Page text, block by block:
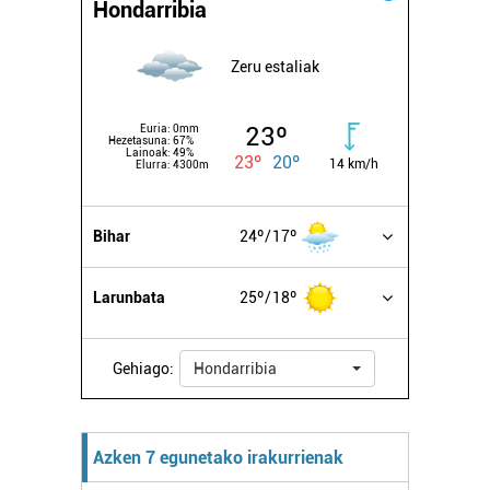
baliatzen gara. Ohar hau onartuz gero, teknologia hori
erabiltzeko baimen esplizitua ematen diguzu.
Hondarribia
Zeru estaliak
Euria: 0mm
Hezetasuna: 67%
Lainoak: 49%
Elurra: 4300m
23º
23º 20º 14 km/h
Bihar 24º 17º
Larunbata 25º 18º
Gehiago: Hondarribia
Azken 7 egunetako irakurrienak